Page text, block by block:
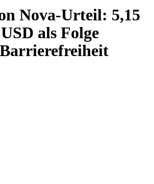
Nova-Urteil: 5,15
als Folge